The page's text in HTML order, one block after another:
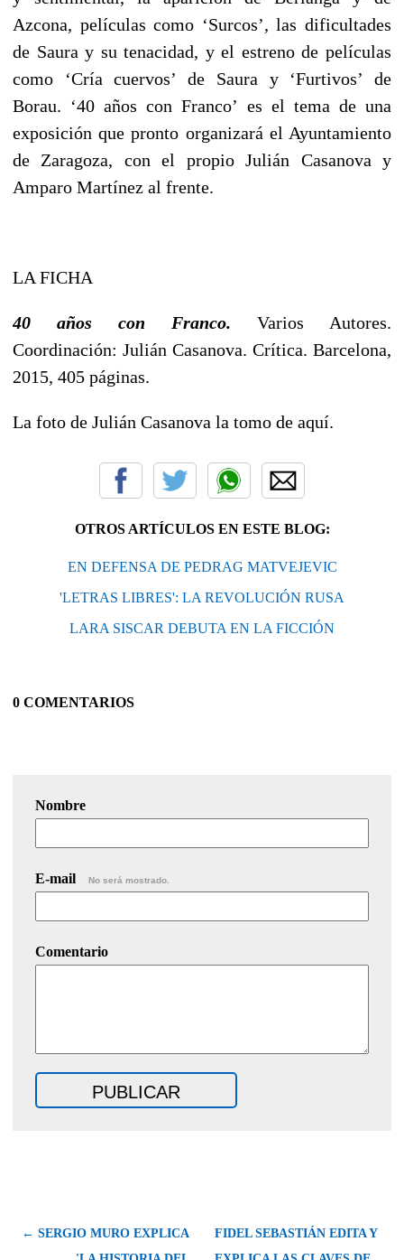
Azcona, películas como ‘Surcos’, las dificultades
de Saura y su tenacidad, y el estreno de películas
como ‘Cría cuervos’ de Saura y ‘Furtivos’ de
Borau. ‘40 años con Franco’ es el tema de una
exposición que pronto organizará el Ayuntamiento
de Zaragoza, con el propio Julián Casanova y
Amparo Martínez al frente.
LA FICHA
40 años con Franco. Varios Autores.
Coordinación: Julián Casanova. Crítica. Barcelona,
2015, 405 páginas.
La foto de Julián Casanova la tomo de aquí.
OTROS ARTÍCULOS EN ESTE BLOG:
EN DEFENSA DE PEDRAG MATVEJEVIC
'LETRAS LIBRES': LA REVOLUCIÓN RUSA
LARA SISCAR DEBUTA EN LA FICCIÓN
0 COMENTARIOS
Nombre
E-mail No será mostrado.
Comentario
← SERGIO MURO EXPLICA
FIDEL SEBASTIÁN EDITA Y